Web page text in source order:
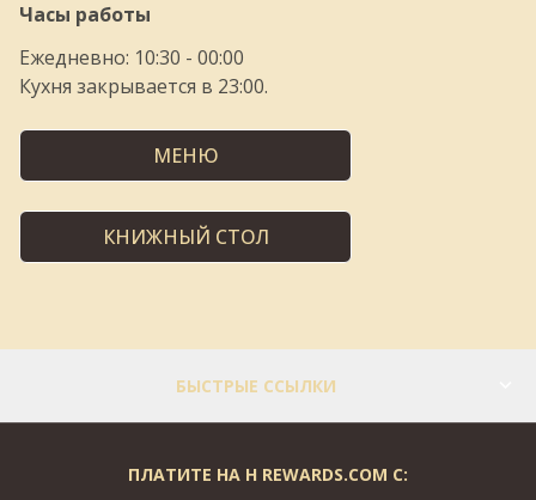
Часы работы
Ежедневно: 10:30 - 00:00
Кухня закрывается в 23:00.
МЕНЮ
КНИЖНЫЙ СТОЛ
БЫСТРЫЕ ССЫЛКИ
ПЛАТИТЕ НА H REWARDS.COM С: